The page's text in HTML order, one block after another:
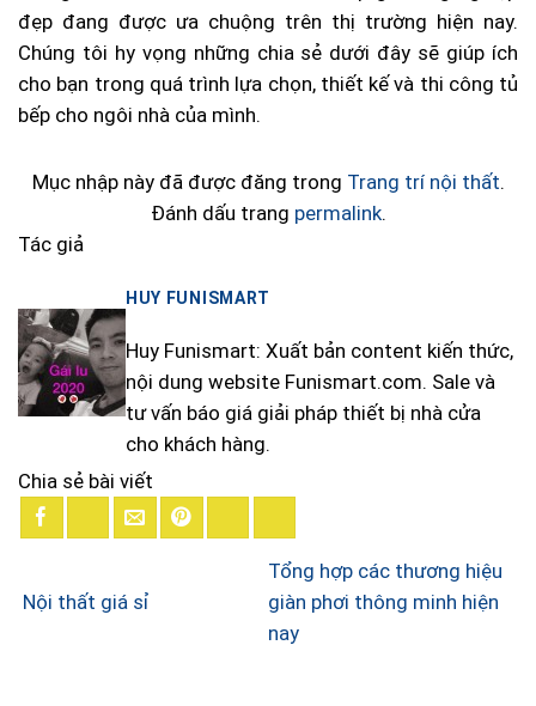
đẹp đang được ưa chuộng trên thị trường hiện nay.
Chúng tôi hy vọng những chia sẻ dưới đây sẽ giúp ích
cho bạn trong quá trình lựa chọn, thiết kế và thi công tủ
bếp cho ngôi nhà của mình.
Mục nhập này đã được đăng trong Trang trí nội thất.
Đánh dấu trang permalink.
Tác giả
HUY FUNISMART
Huy Funismart: Xuất bản content kiến thức,
nội dung website Funismart.com. Sale và
tư vấn báo giá giải pháp thiết bị nhà cửa
cho khách hàng.
Chia sẻ bài viết
Nội thất giá sỉ
Tổng hợp các thương hiệu
giàn phơi thông minh hiện
nay